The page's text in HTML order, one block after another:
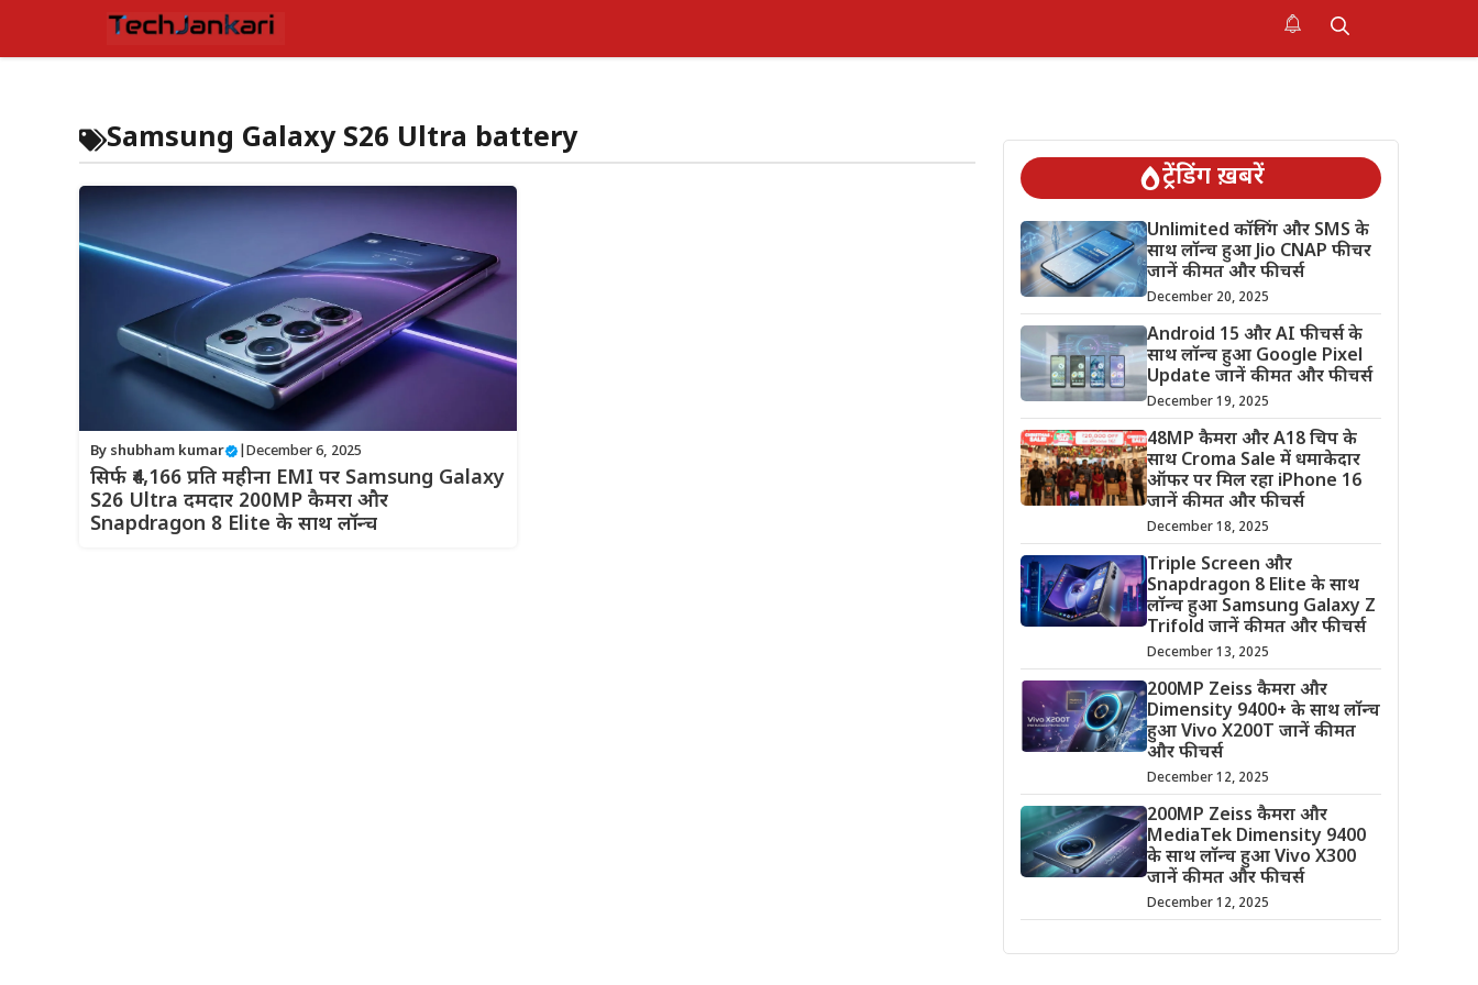
Samsung Galaxy S26 Ultra battery
By shubham kumar December 6, 2025
सिर्फ ₹4,166 प्रति महीना EMI पर Samsung Galaxy
S26 Ultra दमदार 200MP कैमरा और
Snapdragon 8 Elite के साथ लॉन्च
ट्रेंडिंग ख़बरें
Unlimited कॉलिंग और SMS के
साथ लॉन्च हुआ Jio CNAP फीचर
जानें कीमत और फीचर्स
December 20, 2025
Android 15 और AI फीचर्स के
साथ लॉन्च हुआ Google Pixel
Update जानें कीमत और फीचर्स
December 19, 2025
48MP कैमरा और A18 चिप के
साथ Croma Sale में धमाकेदार
ऑफर पर मिल रहा iPhone 16
जानें कीमत और फीचर्स
December 18, 2025
Triple Screen और
Snapdragon 8 Elite के साथ
लॉन्च हुआ Samsung Galaxy Z
Trifold जानें कीमत और फीचर्स
December 13, 2025
200MP Zeiss कैमरा और
Dimensity 9400+ के साथ लॉन्च
हुआ Vivo X200T जानें कीमत
और फीचर्स
December 12, 2025
200MP Zeiss कैमरा और
MediaTek Dimensity 9400
के साथ लॉन्च हुआ Vivo X300
जानें कीमत और फीचर्स
December 12, 2025